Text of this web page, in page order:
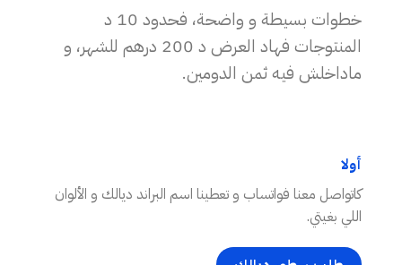
خطوات بسيطة و واضحة، فحدود 10 د
المنتوجات فهاد العرض د 200 درهم للشهر، و
ماداخلش فيه ثمن الدومين.
أولا
كاتواصل معنا فواتساب و تعطينا اسم البراند ديالك و الألوان
اللي بغيتي.